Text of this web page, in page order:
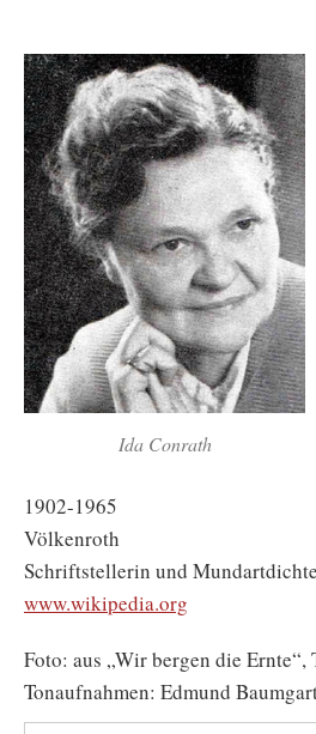
Ida Conrath
1902-1965
Völkenroth
Schriftstellerin und
www.wikipedia.org
Foto: aus „Wir bergen die Ernte“,
Tonaufnahmen: Edmund